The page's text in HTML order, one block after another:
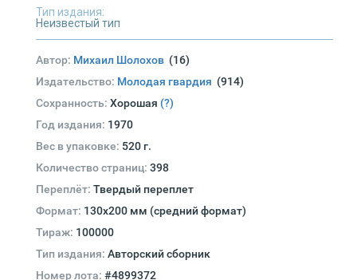
Тип издания:
Неизвестый тип
Автор: Михаил Шолохов (16)
Издательство: Молодая гвардия (914)
Сохранность: Хорошая (?)
Год издания: 1970
Вес в упаковке: 520 г.
Количество страниц: 398
Переплёт: Твердый переплет
Формат: 130х200 мм (средний формат)
Тираж: 100000
Тип издания: Авторский сборник
Номер лота: #4899372